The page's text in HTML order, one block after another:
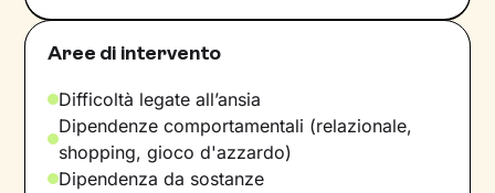
Aree di intervento
Difficoltà legate all’ansia
Dipendenze comportamentali (relazionale,
shopping, gioco d'azzardo)
Dipendenza da sostanze